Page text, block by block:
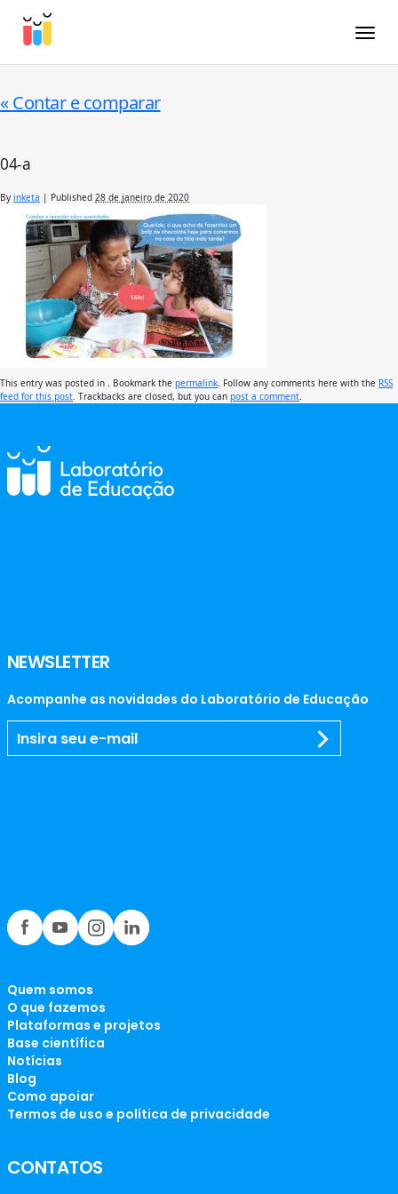
«Contar e comparar
04-a
By inketa | Published 28 de janeiro de 2020
This entry was posted in . Bookmark the permalink . Follow any comments here with the RSS
feed for this post . Trackbacks are closed, but you can post a comment
NEWSLETTER
Acompanhe as novidades do Laboratório de Educação
Quem somos
O que fazemos
Plataformas e projetos
Base científica
Notícias
Blog
Como apoiar
Termos de uso e política de privacidade
CONTATOS